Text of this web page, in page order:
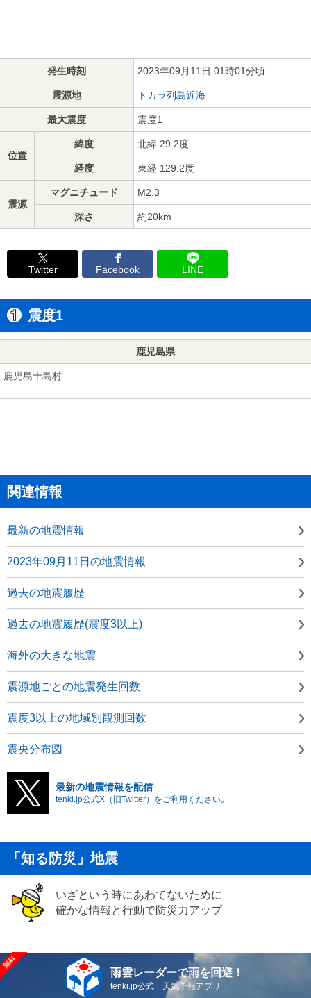
発生時刻 2023年09月11日 01時01分頃
震源地 トカラ列島近海
最大震度 震度1
位置
緯度 北緯 29.2度
経度 東経 129.2度
震源
マグニチュード M2.3
深さ 約20km
Twitter Facebook LINE
震度1
鹿児島県
鹿児島十島村
関連情報
最新の地震情報
2023年09月11日の地震情報
過去の地震履歴
過去の地震履歴(震度3以上)
海外の大きな地震
震源地ごとの地震発生回数
震度3以上の地域別観測回数
震央分布図
最新の地震情報を配信
tenki.jp公式X（旧Twitter）をご利用ください。
「知る防災」地震
いざという時にあわてないために
確かな情報と行動で防災力アップ
雨雲レーダーで雨を回避！
tenki.jp公式 天気予報アプリ